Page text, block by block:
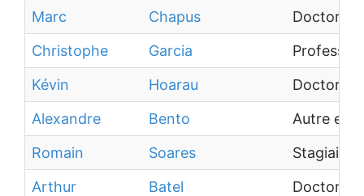
Marc Chapus
Doctorant
Christophe
Garcia
Kévin
Hoarau
Doctorant
Alexandre
Bento
Autre
Romain
Soares
Stagiaire
Arthur
Batel
Doctorant